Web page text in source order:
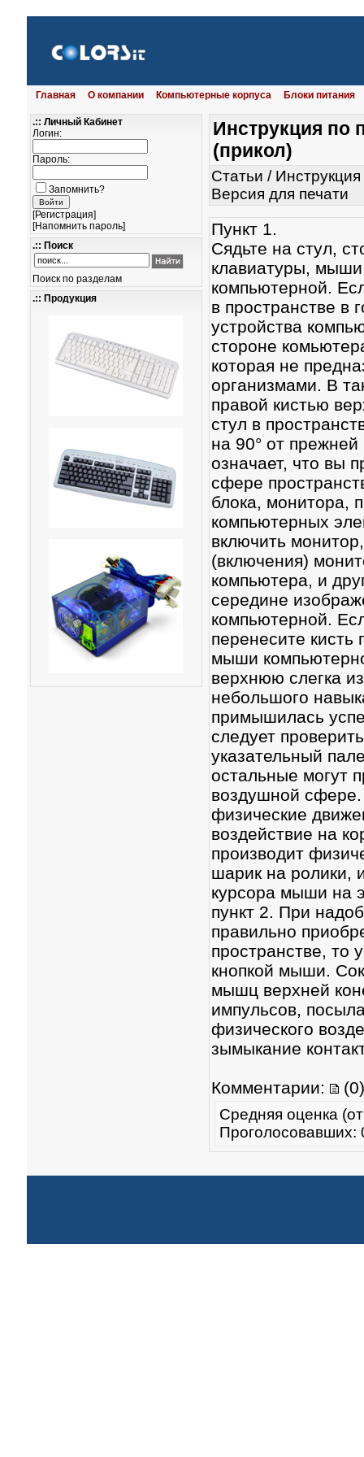
Главная О компании Компьютерные корпуса Блоки питания
.:: Личный Кабинет
Логин:
Пароль:
Запомнить?
[Регистрация]
[Напомнить пароль]
.:: Поиск
Поиск по разделам
.:: Продукция
Инструкция
(прикол)
Статьи /
Версия для печати
Пункт 1.
Сядьте на стул,
клавиатуры,
компьютерной.
в пространстве в
устройства
стороне
которая не
организмами. В
правой кистью
стул в
на 90° от прежней
означает, что вы
сфере
блока, монитора,
компьютерных
включить
(включения)
компьютера, и
середине
компьютерной.
перенесите кисть
мыши
верхнюю слегка
небольшого
примышилась
следует
указательный
остальные могут
воздушной
физические
воздействие на
производит
шарик на ролики,
курсора мыши на
пункт 2. При
правильно
пространстве, то
кнопкой мыши.
мышц верхней
импульсов,
физического
зымыкание
Комментарии: (0)
Средняя оценка
Проголосовавших: